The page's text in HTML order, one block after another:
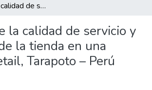
Relación de la calidad de servicio y la imagen de la tienda en una empresa retail, Tarapoto – Perú
la calidad de servicio y
la tienda en una
Tarapoto – Perú